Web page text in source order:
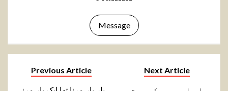
Message
Previous Article Next Article